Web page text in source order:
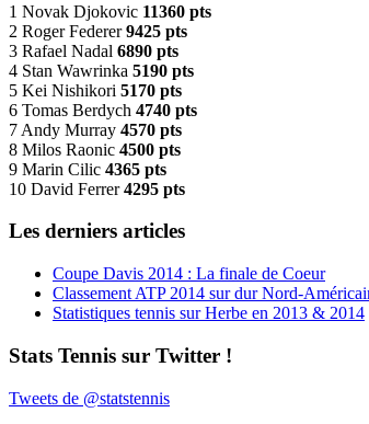
1 Novak Djokovic 11360 pts
2 Roger Federer9425 pts
3 Rafael Nadal 6890 pts
4 Stan Wawrinka 5190 pts
5 Kei Nishikori 5170 pts
6 Tomas Berdych 4740 pts
7 Andy Murray 4570 pts
8 Milos Raonic 4500 pts
9 Marin Cilic 4365 pts
10 David Ferrer4295 pts
Les derniers articles
Coupe Davis 2014 : La finale de Coeur
Classement ATP 2014 sur dur Nord-
Statistiques tennis sur Herbe en 2013 & 2014
Stats Tennis sur Twitter !
Tweets de @statstennis